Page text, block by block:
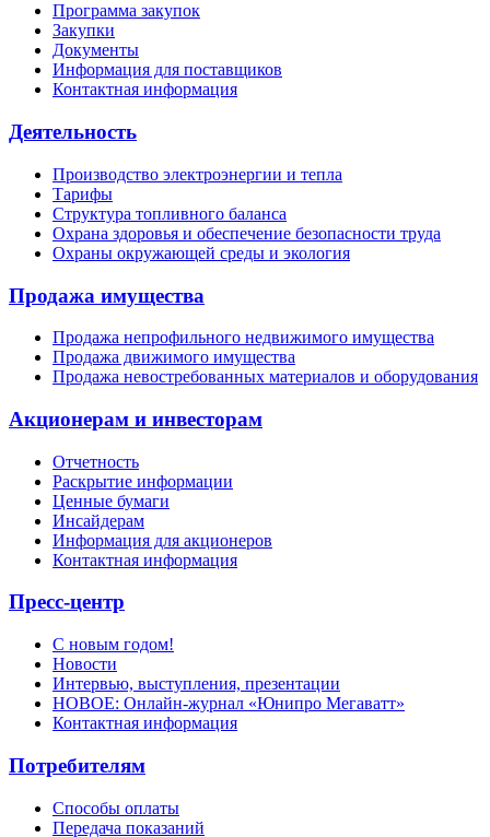
Программа закупок
Закупки
Документы
Информация для поставщиков
Контактная информация
Деятельность
Производство электроэнергии и тепла
Тарифы
Структура топливного баланса
Охрана здоровья и обеспечение безопасности труда
Охраны окружающей среды и экология
Продажа имущества
Продажа непрофильного недвижимого имущества
Продажа движимого имущества
Продажа невостребованных материалов и оборудования
Акционерам и инвесторам
Отчетность
Раскрытие информации
Ценные бумаги
Инсайдерам
Информация для акционеров
Контактная информация
Пресс-центр
С новым годом!
Новости
Интервью, выступления, презентации
НОВОЕ: Онлайн-журнал «Юнипро Мегаватт»
Контактная информация
Потребителям
Способы оплаты
Передача показаний